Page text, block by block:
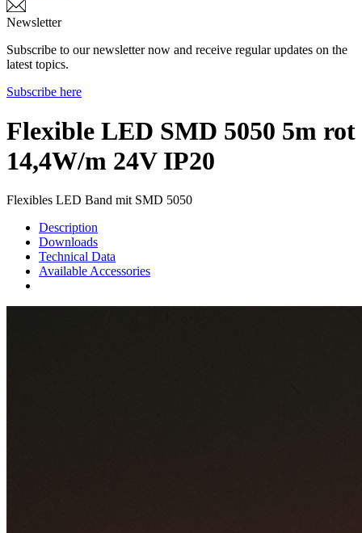
Newsletter
Subscribe to our newsletter now and receive regular updates on the
latest topics.
Subscribe here
Flexible LED SMD 5050 5m rot
14,4W/m 24V IP20
Flexibles LED Band mit SMD 5050
Description
Downloads
Technical Data
Available Accessories